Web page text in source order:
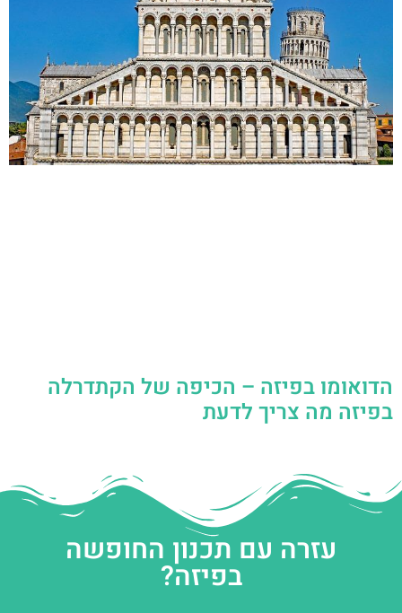
הדואומו בפיזה – הכיפה של הקתדרלה
בפיזה מה צריך לדעת
עזרה עם תכנון החופשה
בפיזה?